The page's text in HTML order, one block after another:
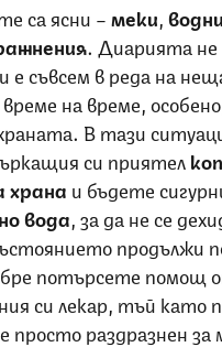
са ясни –меки
. Диарията не
е съвсем в реда на
на време,
В тази
си приятел
храна и бъдете
вода , за да не се
продължи
потърсете помощ
си лекар, тъй като
просто раздразнен за